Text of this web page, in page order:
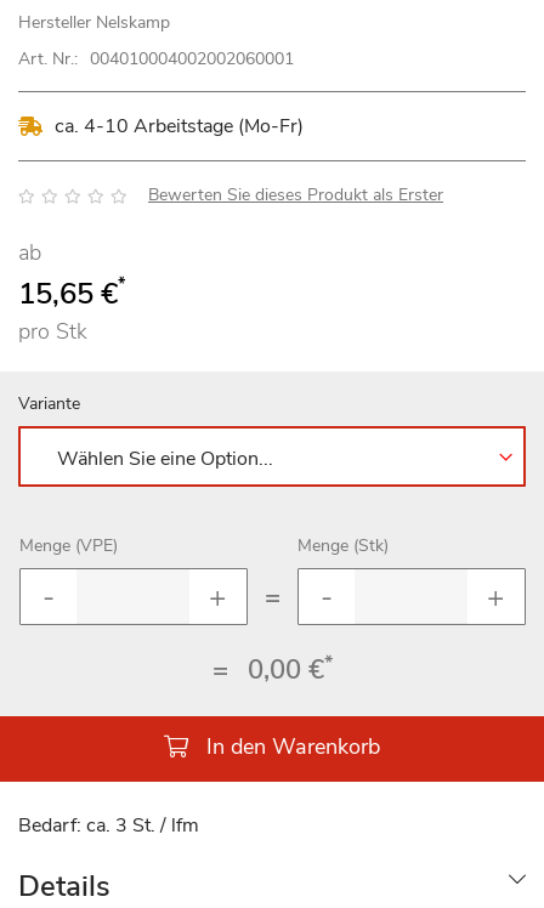
springen
Hersteller Nelskamp
Art. Nr.: 004010004002002060001
ca. 4-10 Arbeitstage (Mo-Fr)
Bewertung: Bewerten Sie dieses Produkt als Erster
ab
15,65 €*
pro Stk
Variante
Menge (VPE)
=
Menge (Stk)
= 0,00 €*
In den Warenkorb
Bedarf: ca. 3 St. / lfm
Details